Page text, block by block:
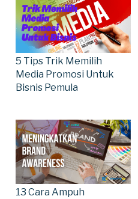
5 Tips Trik Memilih
Media Promosi Untuk
Bisnis Pemula
13 Cara Ampuh